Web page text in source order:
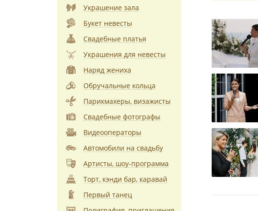
Украшение зала
Букет невесты
Свадебные платья
Украшения для невесты
Наряд жениха
Обручальные кольца
Парикмахеры, визажисты
Свадебные фотографы
Видеооператоры
Автомобили на свадьбу
Артисты, шоу-программа
Торт, кэнди бар, каравай
Первый танец